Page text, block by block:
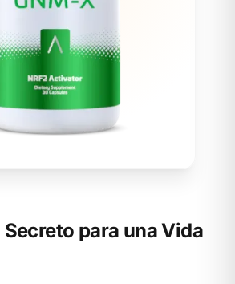
Secreto para una Vida